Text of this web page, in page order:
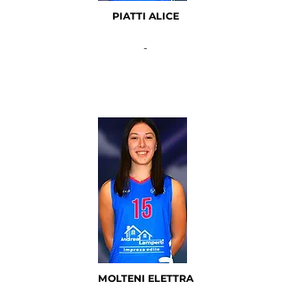
PIATTI ALICE
-
MOLTENI ELETTRA